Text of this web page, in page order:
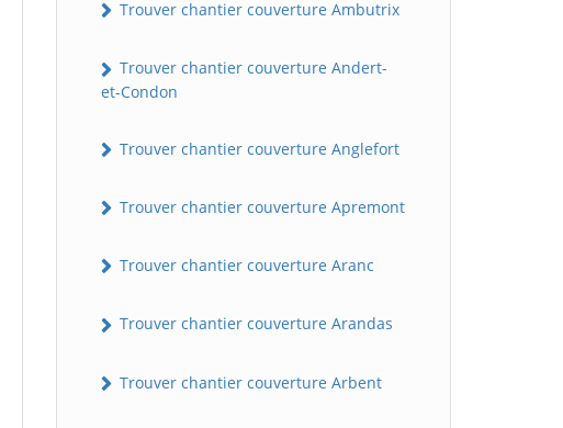
Trouver chantier couverture Ambutrix
Trouver chantier couverture Andert-
et-Condon
Trouver chantier couverture Anglefort
Trouver chantier couverture Apremont
Trouver chantier couverture Aranc
Trouver chantier couverture Arandas
Trouver chantier couverture Arbent